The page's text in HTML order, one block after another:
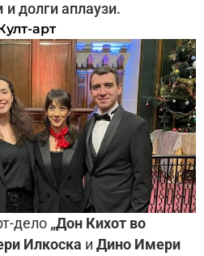
и долги аплаузи.
арт
дело „Дон Кихот во
Илкоска и Дино Имери